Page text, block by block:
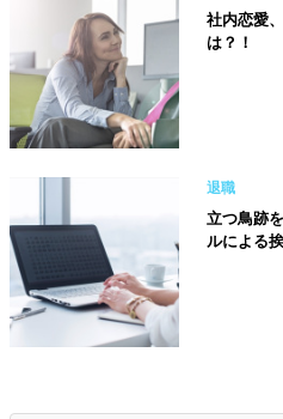
社内恋愛
は？！
退職
立つ鳥跡
ルによる